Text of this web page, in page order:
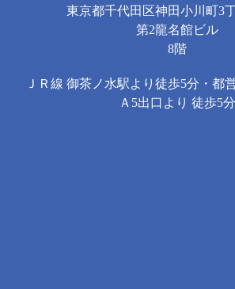
東京都千代田区神田小川町3
第2龍名館ビル
8階
ＪＲ線 御茶ノ水駅より徒歩5分・都
Ａ5出口より 徒歩5分